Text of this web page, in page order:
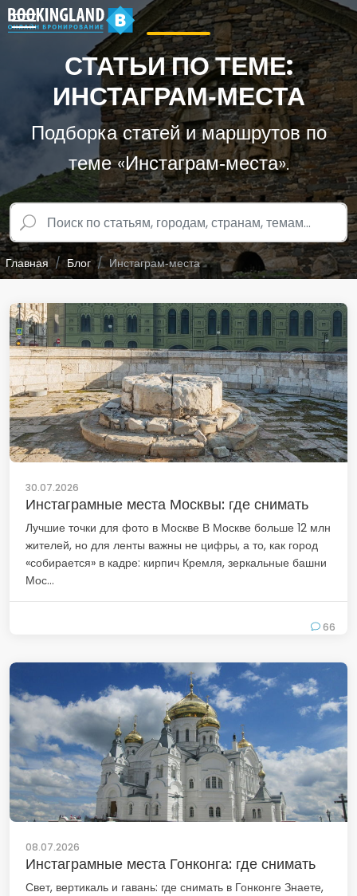
СТАТЬИ ПО ТЕМЕ:
ИНСТАГРАМ‑МЕСТА
Подборка статей и маршрутов по
теме «Инстаграм‑места».
Главная Блог Инстаграм‑места
30.07.2026
Инстаграмные места Москвы: где снимать
Лучшие точки для фото в Москве В Москве больше 12 млн
жителей, но для ленты важны не цифры, а то, как город
«собирается» в кадре: кирпич Кремля, зеркальные башни
Мос...
66
08.07.2026
Инстаграмные места Гонконга: где снимать
Свет, вертикаль и гавань: где снимать в Гонконге Знаете,